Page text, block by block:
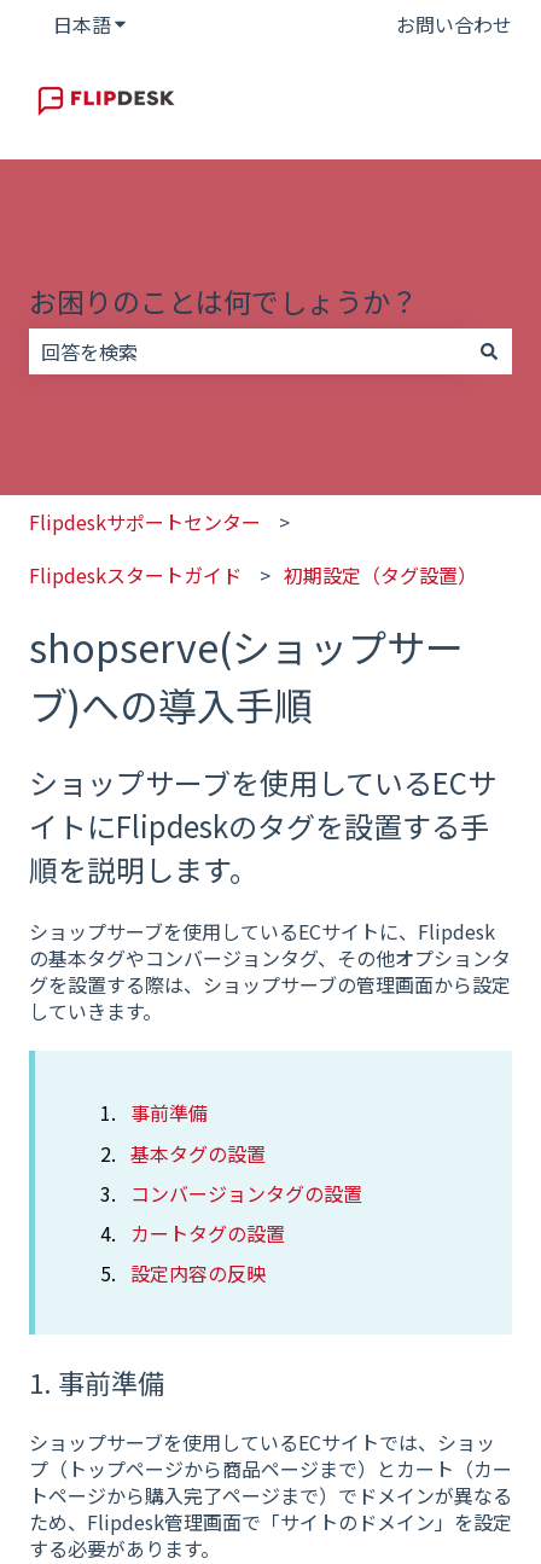
日本語翻訳のサブメニューを表示 お問い合わせ
お困りのことは何でしょうか？
Flipdeskサポートセンター
Flipdeskスタートガイド
初期設定（タグ設置）
shopserve(ショップサー
ブ)への導入手順
ショップサーブを使用しているECサ
イトにFlipdeskのタグを設置する手
順を説明します。
ショップサーブを使用しているECサイトに、Flipdesk
の基本タグやコンバージョンタグ、その他オプションタ
グを設置する際は、ショップサーブの管理画面から設定
していきます。
事前準備
基本タグの設置
コンバージョンタグの設置
カートタグの設置
設定内容の反映
1. 事前準備
ショップサーブを使用しているECサイトでは、ショッ
プ（トップページから商品ページまで）とカート（カー
トページから購入完了ページまで）でドメインが異なる
ため、Flipdesk管理画面で「サイトのドメイン」を設定
する必要があります。